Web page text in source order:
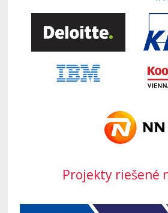
Projekty riešené